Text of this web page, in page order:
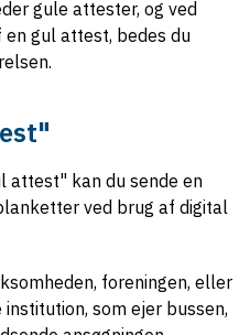
gule attester, og ved
gul attest, bedes du
attest" kan du sende en
ved brug af digital
foreningen, eller
som ejer bussen,